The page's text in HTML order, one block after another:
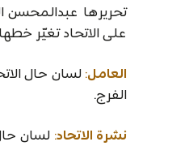
على الاتحاد تغيّر
العامل:
الفرج.
نشرة الاتحاد: